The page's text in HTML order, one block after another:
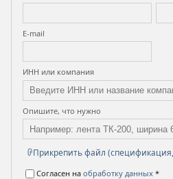
E-mail
ИНН или компания
Опишите, что нужно
Прикрепить файл
Согласен на обработку данных *